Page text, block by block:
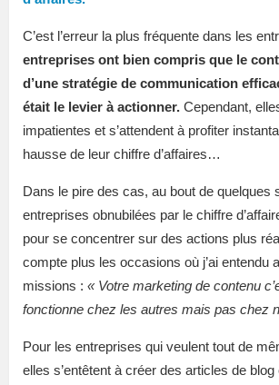
C’est l’erreur la plus fréquente dans les
entreprises ont bien compris que le
d’une stratégie de communication
était le levier à actionner. Cependant,
impatientes et s’attendent à profiter
hausse de leur chiffre d’affaires…
Dans le pire des cas, au bout de quelques
entreprises obnubilées par le chiffre
pour se concentrer sur des actions plus
compte plus les occasions où j’ai entendu
missions : « Votre marketing de contenu
fonctionne chez les autres mais pas chez
Pour les entreprises qui veulent tout de
elles s’entêtent à créer des articles de blog